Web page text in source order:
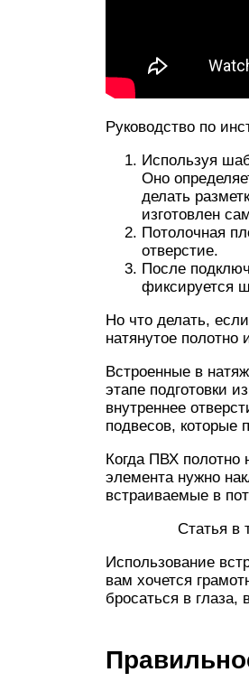
Руководство по
Используя
Оно
делать
изготовлен
Потолочная
отверстие.
После
фиксируется
Но что делать,
натянутое
Встроенные в
этапе подготовки
внутреннее
подвесов, которые
Когда ПВХ полотно
элемента нужно
встраиваемые в
Статья в тему:
Использование
вам хочется
бросаться в глаза,